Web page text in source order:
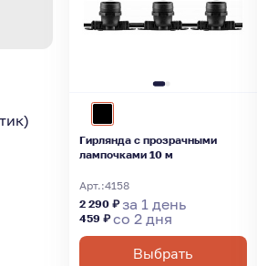
Гирлянда с прозрачными
лампочками 10 м
Арт.:4158
2 290 ₽ за 1 день
459 ₽со 2 дня
Выбрать